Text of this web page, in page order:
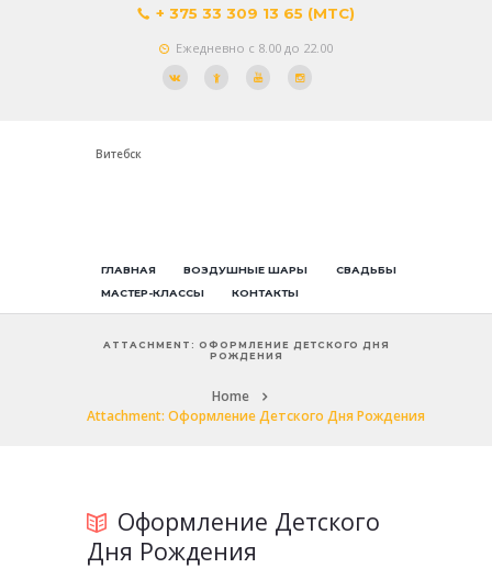
+ 375 33 309 13 65 (МТС)
Ежедневно с 8.00 до 22.00
Витебск
ГЛАВНАЯ ВОЗДУШНЫЕ ШАРЫ
СВАДЬБЫ
МАСТЕР-КЛАССЫ
КОНТАКТЫ
ATTACHMENT: ОФОРМЛЕНИЕ ДЕТСКОГО ДНЯ
РОЖДЕНИЯ
Home
Attachment: Оформление Детского Дня Рождения
Оформление Детского
Дня Рождения